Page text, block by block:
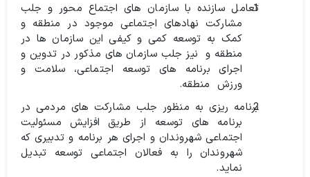
تعامل سازنده با سازمان های اجتماع محور و جلب
مشارکت نهادهای اجتماعی موجود در منطقه و
کمک به توسعه کمی و کیفی این سازمان ها در
منطقه و نیز جلب سازمان های مذکور در تدوین و
اجرای برنامه های توسعه اجتماعی، سلامت و
ورزش منطقه.
برنامه ریزی به منظور جلب مشارکت های مردمی در
برنامه های توسعه از طریق افزایش مسئولیت
اجتماعی شهروندان و اجرای هر برنامه و تدبیری که
شهروندان را به فعالان اجتماعی توسعه تبدیل
نماید.